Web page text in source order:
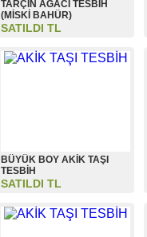
TARÇIN AĞACI TESBİH
(MİSKİ BAHÜR)
SATILDI TL
BÜYÜK BOY AKİK TAŞI
TESBİH
SATILDI TL